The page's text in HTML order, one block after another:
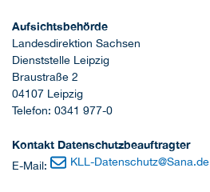
Aufsichtsbehörde
Landesdirektion Sachsen
Dienststelle Leipzig
Braustraße 2
04107 Leipzig
Telefon: 0341 977-0
Kontakt Datenschutzbeauftragter
E-Mail: KLL-Datenschutz@Sana.de